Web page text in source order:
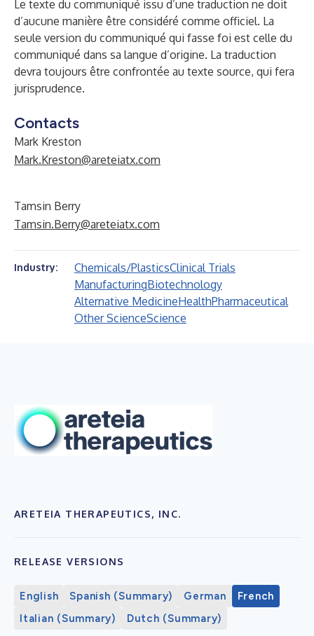
Le texte du communiqué issu d’une traduction ne doit
d’aucune manière être considéré comme officiel. La
seule version du communiqué qui fasse foi est celle du
communiqué dans sa langue d’origine. La traduction
devra toujours être confrontée au texte source, qui fera
jurisprudence.
Contacts
Mark Kreston
Mark.Kreston@areteiatx.com
Tamsin Berry
Tamsin.Berry@areteiatx.com
Industry: Chemicals/PlasticsClinical Trials
ManufacturingBiotechnology
Alternative MedicineHealthPharmaceutical
Other ScienceScience
ARETEIA THERAPEUTICS, INC.
RELEASE VERSIONS
English Spanish (Summary) German
French
Italian (Summary)
Dutch (Summary)